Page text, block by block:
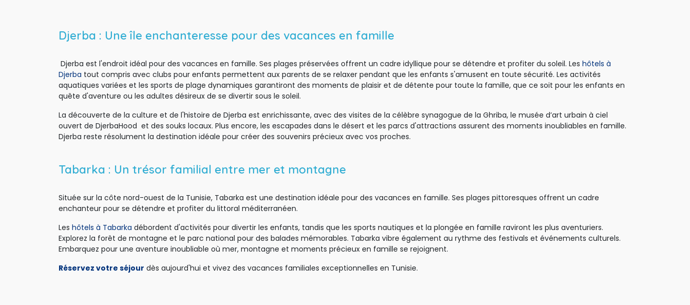
Djerba : Une île enchanteresse pour des vacances en famille
Djerba est l'endroit idéal pour des vacances en famille. Ses plages préservées offrent un cadre idyllique pour se détendre et profiter du soleil. Les hôtels à
Djerba tout compris avec clubs pour enfants permettent aux parents de se relaxer pendant que les enfants s'amusent en toute sécurité. Les activités
aquatiques variées et les sports de plage dynamiques garantiront des moments de plaisir et de détente pour toute la famille, que ce soit pour les enfants en
quête d'aventure ou les adultes désireux de se divertir sous le soleil.
La découverte de la culture et de l'histoire de Djerba est enrichissante, avec des visites de la célèbre synagogue de la Ghriba, le musée d’art urbain à ciel
ouvert de DjerbaHood et des souks locaux. Plus encore, les escapades dans le désert et les parcs d'attractions assurent des moments inoubliables en famille.
Djerba reste résolument la destination idéale pour créer des souvenirs précieux avec vos proches.
Tabarka : Un trésor familial entre mer et montagne
Située sur la côte nord-ouest de la Tunisie, Tabarka est une destination idéale pour des vacances en famille. Ses plages pittoresques offrent un cadre
enchanteur pour se détendre et profiter du littoral méditerranéen.
Les hôtels à Tabarka débordent d'activités pour divertir les enfants, tandis que les sports nautiques et la plongée en famille raviront les plus aventuriers.
Explorez la forêt de montagne et le parc national pour des balades mémorables. Tabarka vibre également au rythme des festivals et événements culturels.
Embarquez pour une aventure inoubliable où mer, montagne et moments précieux en famille se rejoignent.
Réservez votre séjour dès aujourd'hui et vivez des vacances familiales exceptionnelles en Tunisie.